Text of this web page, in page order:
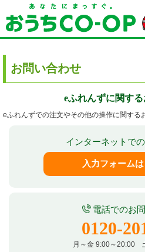
お問い合わせ
eふれんずに関す
eふれんずでの注文やその他の操作に関する
インターネットで
入力フォーム
電話でのお
0120-
月～金 9:00～20:00